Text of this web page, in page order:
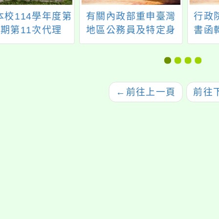
校114學年度第
第11次代理
教師甄選結果
有關內政部重申臺灣
地區公務員及特定身
分人員申請赴大陸地
區及行程變更規定
行政
書函
性別
條之
← 前往上一頁 前往